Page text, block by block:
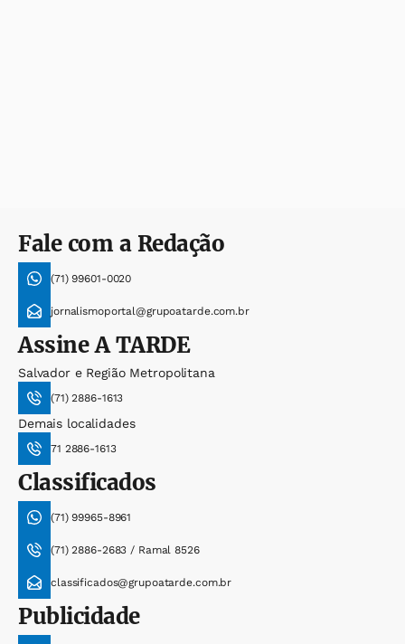
Fale com a Redação
(71) 99601-0020
jornalismoportal@grupoatarde.com.br
AssineA TARDE
Salvador e Região Metropolitana
(71) 2886-1613
Demais localidades
71 2886-1613
Classificados
(71) 99965-8961
(71) 2886-2683 / Ramal 8526
classificados@grupoatarde.com.br
Publicidade